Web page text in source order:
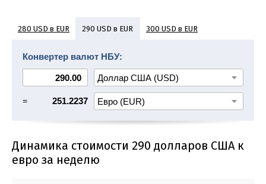
280 USD в EUR 290 USD в EUR 300 USD в EUR
340 USD в EUR 350 USD в EUR
Конвертер валют НБУ:
= 251.2237
Динамика стоимости 290 долларов США к
евро за неделю